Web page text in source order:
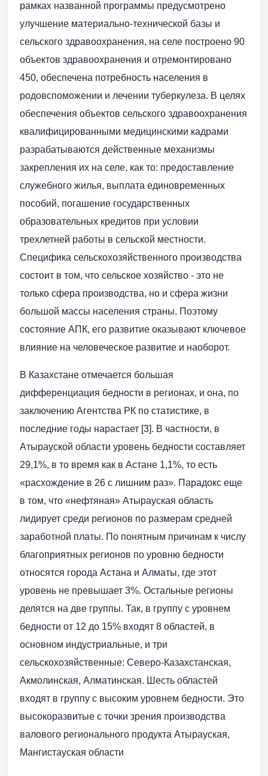
рамках названной программы предусмотрено
улучшение материально-технической базы и
сельского здравоохранения, на селе построено 90
объектов здравоохранения и отремонтировано
450, обеспечена потребность населения в
родовспоможении и лечении туберкулеза. В целях
обеспечения объектов сельского здравоохранения
квалифицированными медицинскими кадрами
разрабатываются действенные механизмы
закрепления их на селе, как то: предоставление
служебного жилья, выплата единовременных
пособий, погашение государственных
образовательных кредитов при условии
трехлетней работы в сельской местности.
Специфика сельскохозяйственного производства
состоит в том, что сельское хозяйство - это не
только сфера производства, но и сфера жизни
большой массы населения страны. Поэтому
состояние АПК, его развитие оказывают ключевое
влияние на человеческое развитие и наоборот.
В Казахстане отмечается большая
дифференциация бедности в регионах, и она, по
заключению Агентства РК по статистике, в
последние годы нарастает [3]. В частности, в
Атырауской области уровень бедности составляет
29,1%, в то время как в Астане 1,1%, то есть
«расхождение в 26 с лишним раз». Парадокс еще
в том, что «нефтяная» Атырауская область
лидирует среди регионов по размерам средней
заработной платы. По понятным причинам к числу
благоприятных регионов по уровню бедности
относятся города Астана и Алматы, где этот
уровень не превышает 3%. Остальные регионы
делятся на две группы. Так, в группу с уровнем
бедности от 12 до 15% входят 8 областей, в
основном индустриальные, и три
сельскохозяйственные: Северо-Казахстанская,
Акмолинская, Алматинская. Шесть областей
входят в группу с высоким уровнем бедности. Это
высокоразвитые с точки зрения производства
валового регионального продукта Атырауская,
Мангистауская области